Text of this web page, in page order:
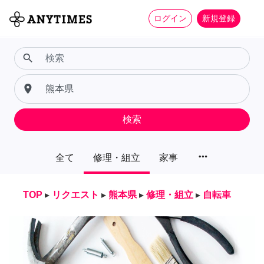
ログイン 新規登録
全て 修理・組立 家事 more_horiz
search
place
検索
TOP ▸ リクエスト ▸ 熊本県 ▸ 修理・組立 ▸ 自転車